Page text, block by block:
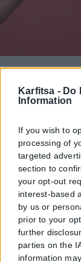
Karfitsa - Do
Information
If you wish to
processing of
targeted
section to
your opt-out
interest-based
by us or
prior to your
further
parties on the
information